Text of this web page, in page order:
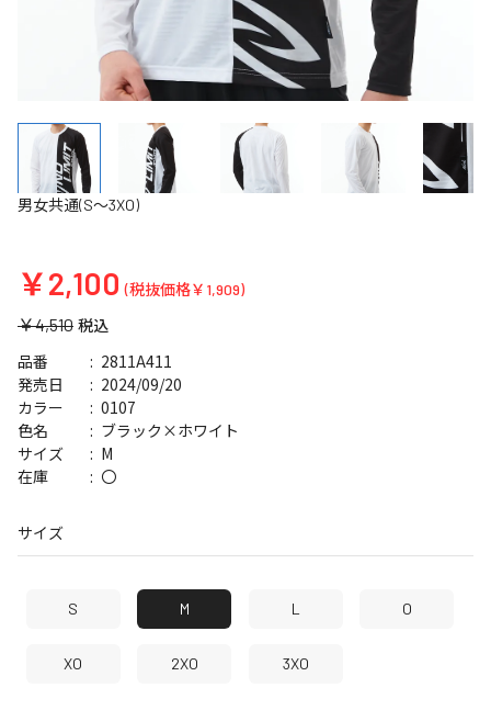
男女共通(S～3XO)
￥2,100 (税抜価格￥1,909)
￥4,510 税込
品番
2811A411
発売日 2024/09/20
サイズ M
カラー 0107
在庫 〇
色名 ブラック×ホワイト
サイズ
S M L O
XO 2XO 3XO